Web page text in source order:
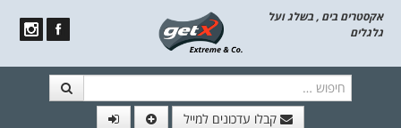
אקסטרים בים , בשלג ועל
גלגלים
קבלו עדכונים למייל